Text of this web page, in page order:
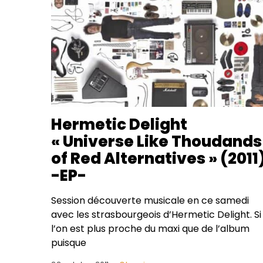
Hermetic Delight
« Universe Like Thoudands
of Red Alternatives »
-EP-
Session découverte musicale en ce samedi
avec les strasbourgeois d’Hermetic Delight. Si
l’on est plus proche du maxi que de l’album
puisque